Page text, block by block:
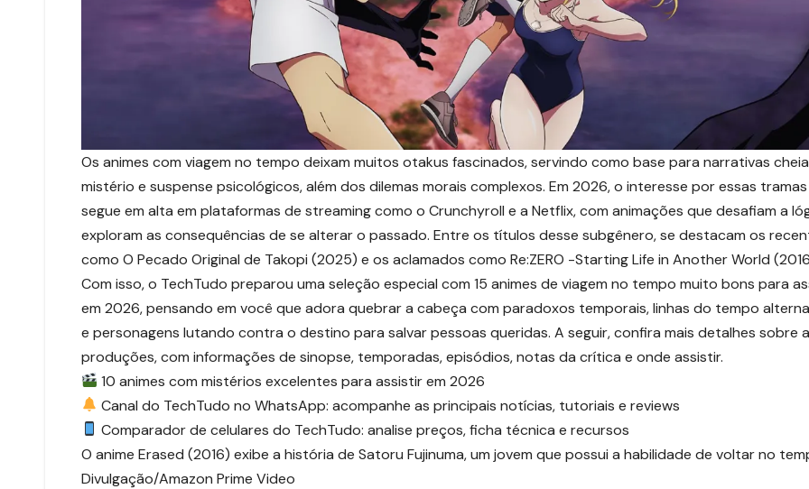
Os animes com viagem no tempo deixam muitos otakus fascinados, servindo como base para narrativas
mistério e suspense psicológicos, além dos dilemas morais complexos. Em 2026, o interesse por essas tramas
segue em alta em plataformas de streaming como o Crunchyroll e a Netflix, com animações que desafiam a
exploram as consequências de se alterar o passado. Entre os títulos desse subgênero, se destacam os
como O Pecado Original de Takopi (2025) e os aclamados como Re:ZERO -Starting Life in Another World
Com isso, o TechTudo preparou uma seleção especial com 15 animes de viagem no tempo muito bons para
em 2026, pensando em você que adora quebrar a cabeça com paradoxos temporais, linhas do tempo
e personagens lutando contra o destino para salvar pessoas queridas. A seguir, confira mais detalhes sobre
produções, com informações de sinopse, temporadas, episódios, notas da crítica e onde assistir.
10 animes com mistérios excelentes para assistir em 2026
Canal do TechTudo no WhatsApp: acompanhe as principais notícias, tutoriais e reviews
Comparador de celulares do TechTudo: analise preços, ficha técnica e recursos
O anime Erased (2016) exibe a história de Satoru Fujinuma, um jovem que possui a habilidade de voltar no
Divulgação/Amazon Prime Video